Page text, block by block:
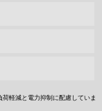
軽減と電力抑制に配慮していま